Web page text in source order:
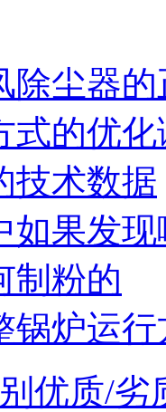
除尘器
式的优
技术数据
如果发
制粉的
锅炉运行
优质/劣